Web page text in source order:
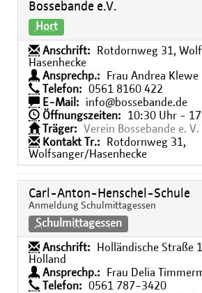
Bossebande e.V.
Hort
Anschrift:
Rotdornweg 31,
Hasenhecke
Ansprechp.:
Frau Andrea Klewe
Telefon:
0561 8160 422
E-Mail:
info@bossebande.de
Öffnungszeiten:
10:30 Uhr -
Träger:
Verein Bossebande e. V.
Kontakt Tr.:
Rotdornweg 31,
Wolfsanger/Hasenhecke
Carl-Anton-Henschel-Schule
Anmeldung Schulmittagessen
Schulmittagessen
Anschrift:
Holländische Straße
Holland
Ansprechp.:
Frau Delia
Telefon:
0561 787−3420